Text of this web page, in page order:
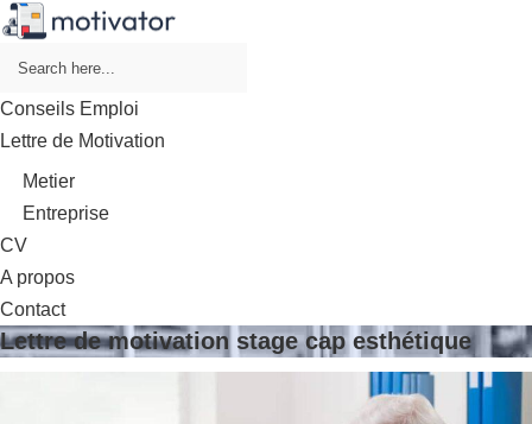
Conseils Emploi
Lettre de Motivation
Metier
Entreprise
CV
A propos
Contact
Lettre de motivation stage cap esthétique